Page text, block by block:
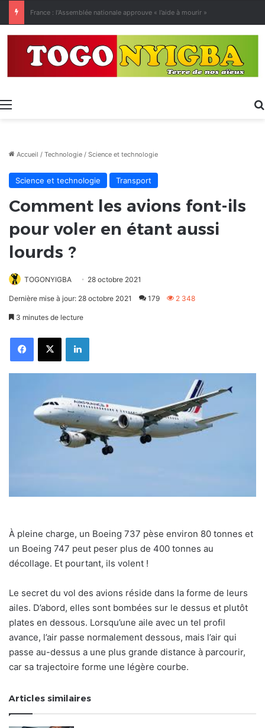
Menu
Accueil / Technologie / Science et technologie
Science et technologie Transport
Comment les avions font-ils
pour voler en étant aussi
lourds ?
TOGONYIGBA 28 octobre 2021
Dernière mise à jour: 28 octobre 2021 179 2 348
3 minutes de lecture
FacebookX Linkedin
À pleine charge, un Boeing 737 pèse environ 80 tonnes et
un Boeing 747 peut peser plus de 400 tonnes au
décollage. Et pourtant, ils volent !
Le secret du vol des avions réside dans la forme de leurs
ailes. D’abord, elles sont bombées sur le dessus et plutôt
plates en dessous. Lorsqu’une aile avec un tel profil
avance, l’air passe normalement dessous, mais l’air qui
passe au-dessus a une plus grande distance à parcourir,
car sa trajectoire forme une légère courbe.
Articles similaires